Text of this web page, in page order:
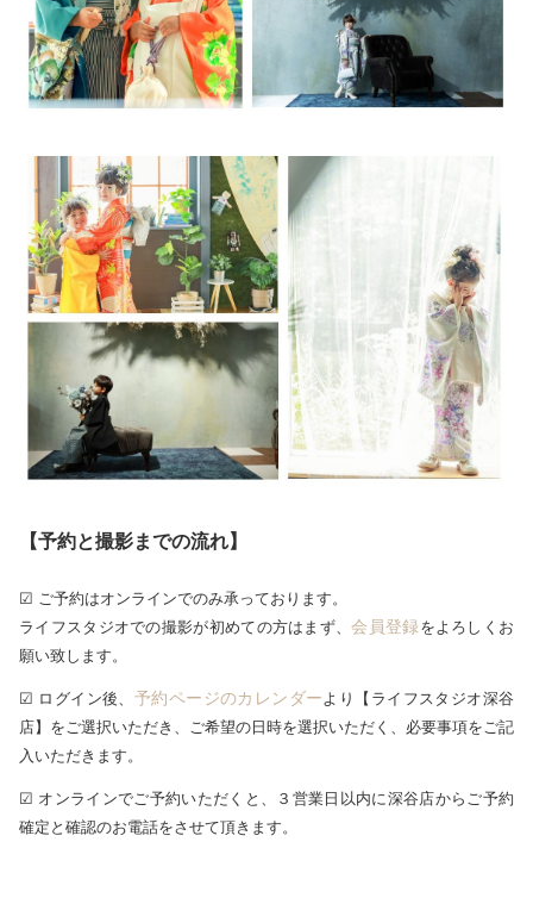
【予約と撮影までの流れ】
☑ ご予約はオンラインでのみ承っております。
ライフスタジオでの撮影が初めての方はまず、会員登録をよろしくお
願い致します。
☑ ログイン後、 予約ページのカレンダーより【ライフスタジオ深谷
店】をご選択いただき、ご希望の日時を選択いただく、必要事項をご記
入いただきます。
☑ オンラインでご予約いただくと、３営業日以内に深谷店からご予約
確定と確認のお電話をさせて頂きます。